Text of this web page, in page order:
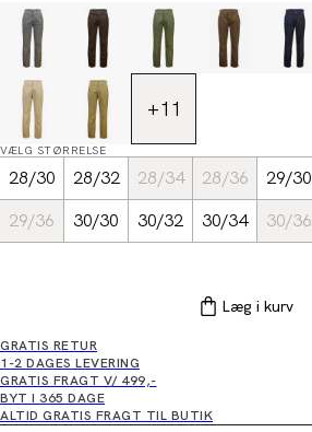
+11
VÆLG STØRRELSE
28/30 28/32 28/34 28/36 29/30
29/36
30/30 30/32 30/34 30/36
Læg i kurv
GRATIS RETUR
1-2 DAGES LEVERING
GRATIS FRAGT V/ 499,-
BYT I 365 DAGE
ALTID GRATIS FRAGT TIL BUTIK